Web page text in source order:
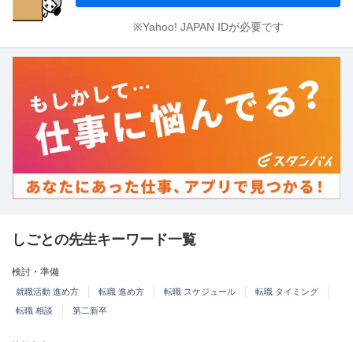
※Yahoo! JAPAN IDが必要です
しごとの先生キーワード一覧
検討・準備
就職活動 進め方 転職 進め方 転職 スケジュール
転職 タイミング
転職 相談
第二新卒